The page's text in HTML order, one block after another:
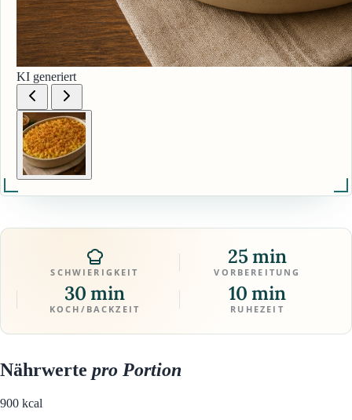
KI generiert
SCHWIERIGKEIT
25 min
VORBEREITUNG
30 min
KOCH/BACKZEIT
10 min
RUHEZEIT
Nährwerte pro Portion
900 kcal